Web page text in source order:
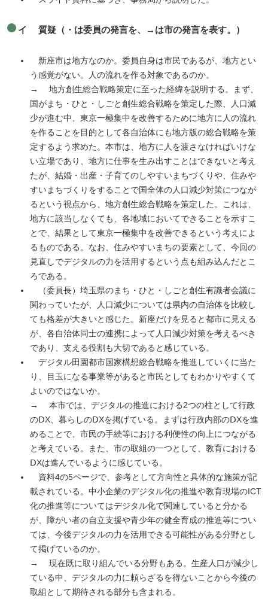
イ 質疑（・は委員の発言を、→は市の発言を表す。）
新座市は地方なのか。委員自身は市民であるが、地方とい
う感覚がない。人の流れを作る対象であるのか。
→ 地方創生総合戦略策定に至った経緯を説明する。まず、
国がまち・ひと・しごと創生総合戦略を策定した際、人口減
少が進む中、東京一極集中を改善するために地方に人の流れ
を作ることを目的として各自治体にも地方版の総合戦略を策
定するよう求めた。本市は、地方に人を渡さなければいけな
い立場であり、地方に仕事を生み出すことはできないと考え
たが、結婚・出産・子育てのしやすいまちづくりや、住みや
すいまちづくりをすることで国全体の人口減少対策につなが
るという視点から、地方創生総合戦略を策定した。これは、
地方に該当しなくても、各地域においてできることを示すこ
とで、結果として東京一極集中を改善できるという考えによ
るものである。なお、住みやすいまちの要素として、今回の
見直しでデジタルの力を活用するという点も組み込んだとこ
ろである。
（委員長）埼玉県のまち・ひと・しごと創生有識者会議に
関わっていたが、人口減少については県内の自治体を比較し
ても格差が大きいと感じた。新座だけを見ると都市に見える
が、各自治体同士の連携によって人口減少対策を考えるべき
であり、支える役割も大切であると感じている。
デジタル田園都市国家構想総合戦略を推進していくに当た
り、目玉になる事業等があると市民としてもわかりやすくて
よいのではないか。
→ 本市では、デジタルの推進における2つの柱として行政
のⅮX、暮らしのⅮXを掲げている。まずは行政内部のⅮXを進
めることで、市民の手続等における利便性の向上につながる
と考えている。また、市の取組の一つとして、教育における
ⅮXは進んでいるように感じている。
資料4の5ページで、参考として方向性と具体的な施策が記
載されている。中小企業のデジタル化の推進や教育現場のICT
化の推進等についてはデジタル化で関連していると分かる
が、障がい者の自立支援や青少年の健全育成の推進等につい
ては、今後デジタルの力を活用できる可能性がある分野とし
て掲げているのか。
→ 現在既に取り組んでいる分野もある。生産人口が減少し
ている中、デジタルの力に頼らざるを得ないことから今後の
取組として期待される部分も含まれる。